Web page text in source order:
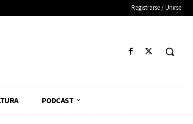
Registrarse / Unirse
PODCAST